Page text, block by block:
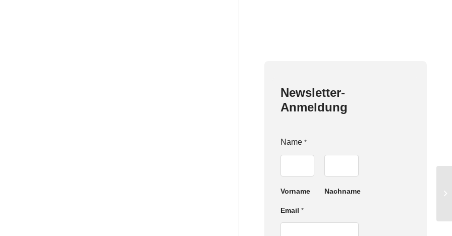
Newsletter-
Anmeldung
Name *
Vorname Nachname
Email *